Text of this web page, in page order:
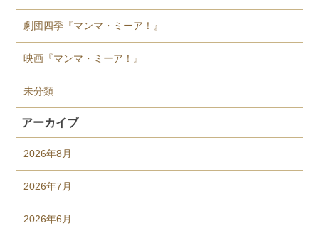
劇団四季『マンマ・ミーア！』
映画『マンマ・ミーア！』
未分類
アーカイブ
2026年8月
2026年7月
2026年6月